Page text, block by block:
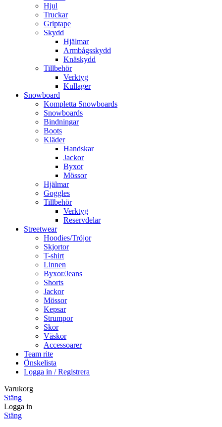
Hjul
Truckar
Griptape
Skydd
Hjälmar
Armbågsskydd
Knäskydd
Tillbehör
Verktyg
Kullager
Snowboard
Kompletta Snowboards
Snowboards
Bindningar
Boots
Kläder
Handskar
Jackor
Byxor
Mössor
Hjälmar
Goggles
Tillbehör
Verktyg
Reservdelar
Streetwear
Hoodies/Tröjor
Skjortor
T-shirt
Linnen
Byxor/Jeans
Shorts
Jackor
Mössor
Kepsar
Strumpor
Skor
Väskor
Accessoarer
Team rite
Önskelista
Logga in / Registrera
Varukorg
Stäng
Logga in
Stäng